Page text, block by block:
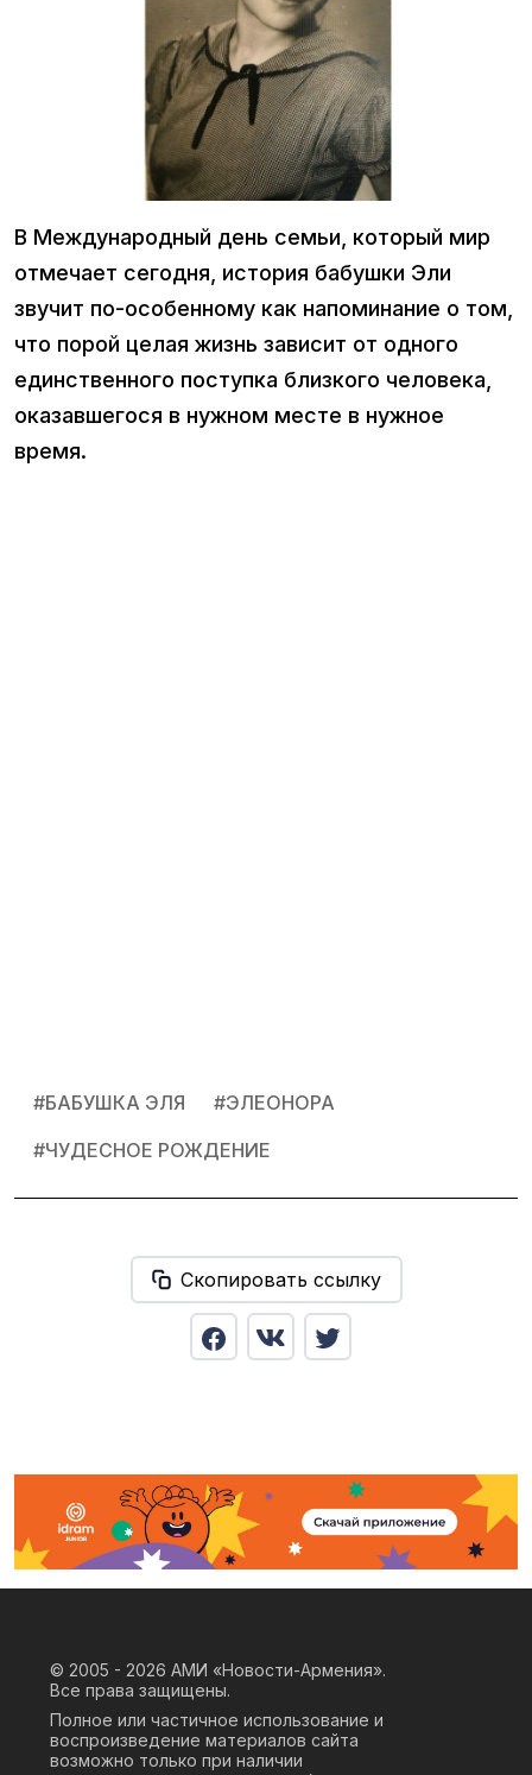
В Международный день семьи, который мир
отмечает сегодня, история бабушки Эли
звучит по-особенному как напоминание о том,
что порой целая жизнь зависит от одного
единственного поступка близкого человека,
оказавшегося в нужном месте в нужное
время.
#БАБУШКА ЭЛЯ #ЭЛЕОНОРА
#ЧУДЕСНОЕ РОЖДЕНИЕ
Скопировать ссылку
© 2005 - 2026 АМИ «Новости-Армения».
Все права защищены.
Полное или частичное использование и
воспроизведение материалов сайта
возможно только при наличии